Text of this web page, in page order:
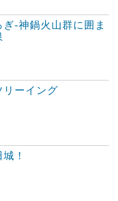
-神鍋火山群に囲ま
リーイング
城！